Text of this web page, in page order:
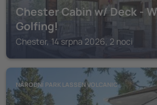
Chester Cabin w/ Deck -
Golfing!
Chester, 14 srpna 2026, 2 noci
NÁRODNÍ PARK LASSEN VOLCANIC